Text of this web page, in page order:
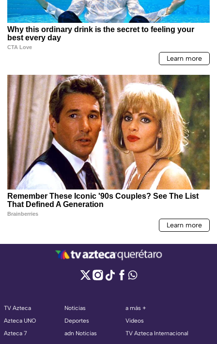
TV Azteca
Azteca UNO
Azteca 7
Noticias
Deportes
adn Noticias
a más +
Videos
TV Azteca Internacional